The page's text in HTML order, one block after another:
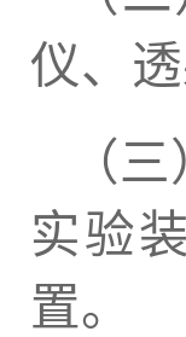
仪、
（
实验
置。